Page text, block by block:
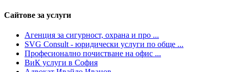
Сайтове за услуги
Агенция за сигурност, охрана и про ...
SVG Consult - юридически услуги по обще ...
Професионално почистване на офис ...
ВиК услуги в София